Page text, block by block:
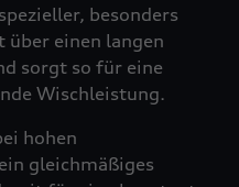
besonders
über einen langen
sorgt so für eine
Wischleistung.
hohen
gleichmäßiges